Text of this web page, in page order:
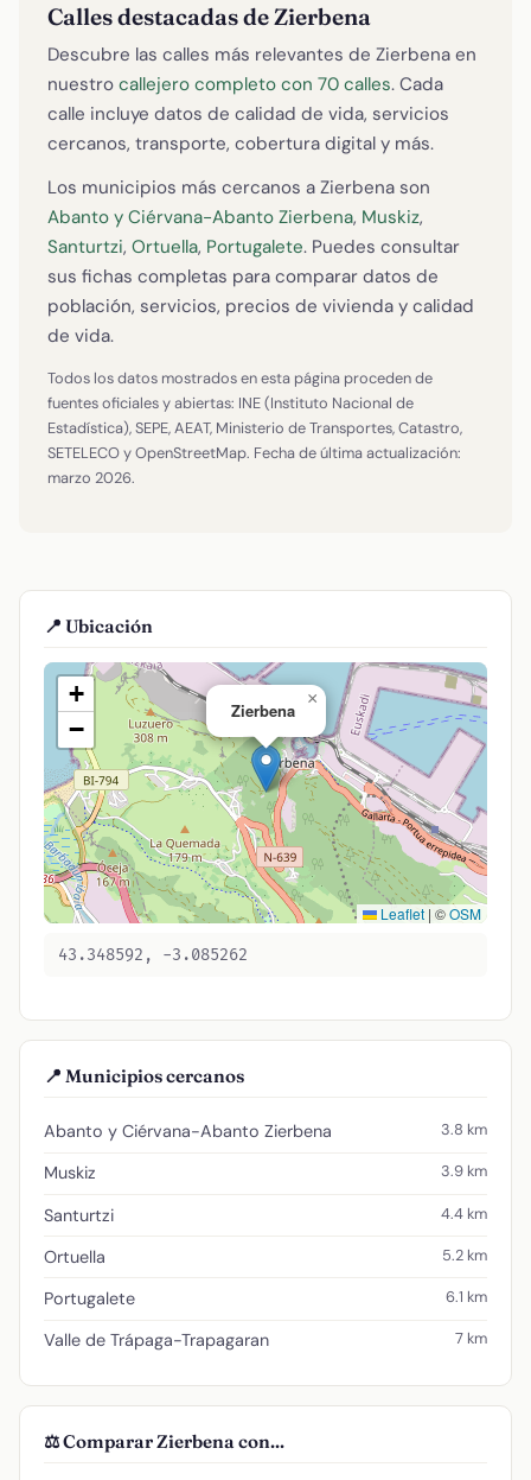
Calles destacadas de Zierbena
Descubre las calles más relevantes de Zierbena en
nuestro callejero completo con 70 calles. Cada
calle incluye datos de calidad de vida, servicios
cercanos, transporte, cobertura digital y más.
Los municipios más cercanos a Zierbena son
Abanto y Ciérvana-Abanto Zierbena, Muskiz,
Santurtzi, Ortuella, Portugalete. Puedes consultar
sus fichas completas para comparar datos de
población, servicios, precios de vivienda y calidad
de vida.
Todos los datos mostrados en esta página proceden de
fuentes oficiales y abiertas: INE (Instituto Nacional de
Estadística), SEPE, AEAT, Ministerio de Transportes, Catastro,
SETELECO y OpenStreetMap. Fecha de última actualización:
marzo 2026.
📍 Ubicación
Zierbena
×
+
−
Leaflet | ©OSM
43.348592, -3.085262
📍 Municipios cercanos
Abanto y Ciérvana-Abanto Zierbena 3.8 km
Muskiz 3.9 km
Santurtzi 4.4 km
Ortuella 5.2 km
Portugalete 6.1 km
Valle de Trápaga-Trapagaran 7 km
⚖️ Comparar Zierbena con...